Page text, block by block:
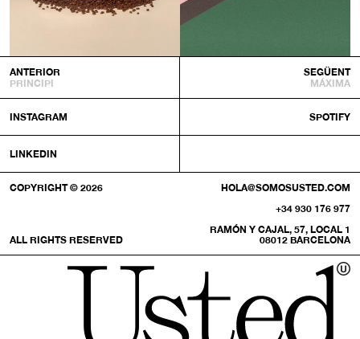
ANTERIOR
PRINCIPI
SEGÜENT
MÁXIMA
INSTAGRAM SPOTIFY
LINKEDIN
COPYRIGHT © 2026
ALL RIGHTS RESERVED
HOLA@SOMOSUSTED.COM
+34 930 176 977
RAMÓN Y CAJAL, 57, LOCAL 1
08012 BARCELONA